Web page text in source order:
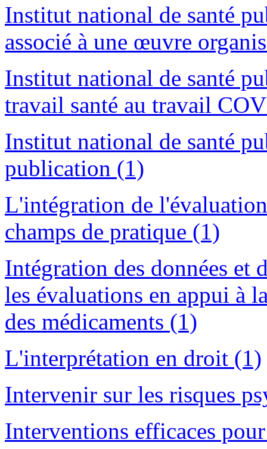
Institut national de santé
associé à une œuvre
Institut national de santé
travail santé au travail
Institut national de santé
publication (1)
L'intégration de
champs de pratique (1)
Intégration des données et
les évaluations en appui à
des médicaments (1)
L'interprétation en droit (1)
Intervenir sur les risques
Interventions efficaces